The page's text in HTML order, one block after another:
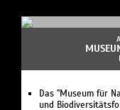
Das "Museum für
und